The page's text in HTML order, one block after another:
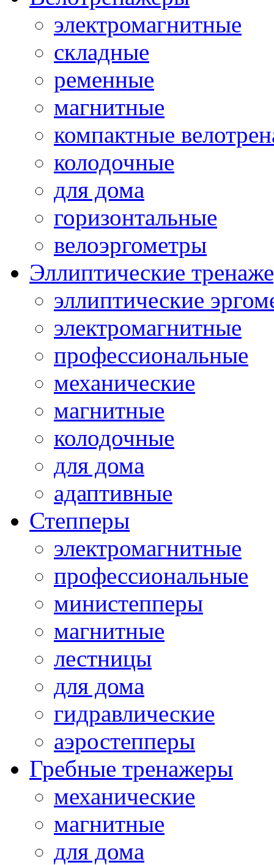
электромагнитные
складные
ременные
магнитные
компактные
колодочные
для дома
горизонтальные
велоэргометры
Эллиптические
эллиптические
электромагнитные
профессиональные
механические
магнитные
колодочные
для дома
адаптивные
Степперы
электромагнитные
профессиональные
министепперы
магнитные
лестницы
для дома
гидравлические
аэростепперы
Гребные тренажеры
механические
магнитные
для дома